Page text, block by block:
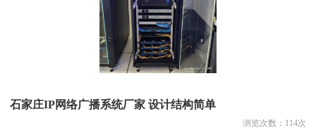
石家庄IP网络广播系统厂家 设计结构简单
浏览次数： 114次